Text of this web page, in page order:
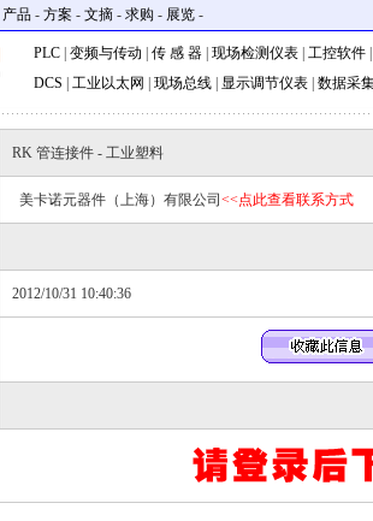
产品 - 方案 - 文摘 - 求购 - 展览 -
PLC 变频与传动 传 感 器 现场检测仪表 工控软件
DCS
工业以太网 现场总线 显示调节仪表 数据采
RK 管连接件 - 工业塑料
美卡诺元器件（上海）有限公司 <<点此查看联系方式
2012/10/31 10:40:36